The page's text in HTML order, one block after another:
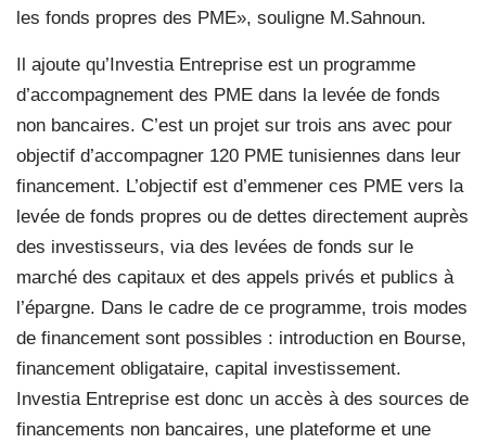
les fonds propres des PME», souligne M.Sahnoun.
Il ajoute qu’Investia Entreprise est un programme
d’accompagnement des PME dans la levée de fonds
non bancaires. C’est un projet sur trois ans avec pour
objectif d’accompagner 120 PME tunisiennes dans leur
financement. L’objectif est d’emmener ces PME vers la
levée de fonds propres ou de dettes directement auprès
des investisseurs, via des levées de fonds sur le
marché des capitaux et des appels privés et publics à
l’épargne. Dans le cadre de ce programme, trois modes
de financement sont possibles : introduction en Bourse,
financement obligataire, capital investissement.
Investia Entreprise est donc un accès à des sources de
financements non bancaires, une plateforme et une